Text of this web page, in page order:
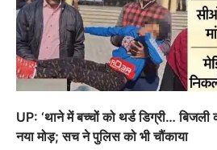
UP: ‘थाने में बच्चों को थर्ड डिग्री…
नया मोड़; सच ने पुलिस को भी चौंकाया